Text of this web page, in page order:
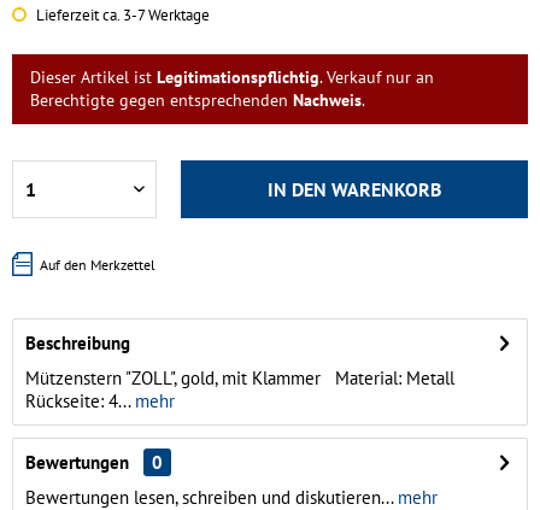
Lieferzeit ca. 3-7 Werktage
Dieser Artikel ist Legitimationspflichtig. Verkauf nur an
Berechtigte gegen entsprechenden Nachweis.
IN DEN WARENKORB
Auf den Merkzettel
Beschreibung
Mützenstern "ZOLL", gold, mit Klammer Material: Metall
Rückseite: 4...mehr
Bewertungen
0
Bewertungen lesen, schreiben und diskutieren...mehr